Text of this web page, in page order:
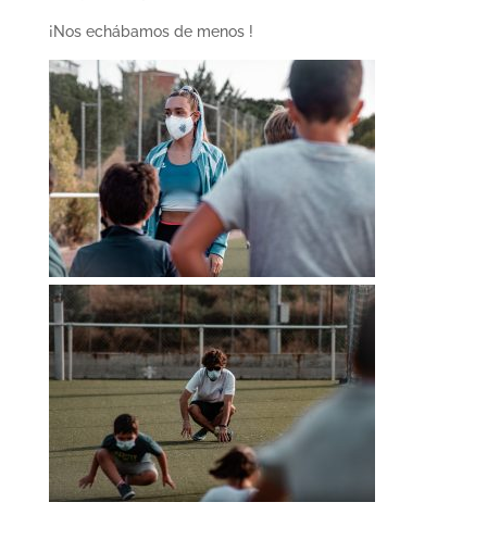
¡Nos echábamos de menos !